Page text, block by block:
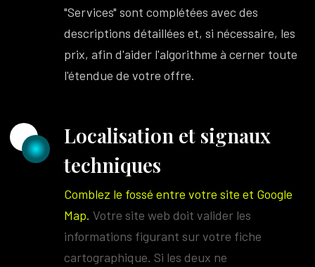
"Services" sont complétées avec des
descriptions détaillées et, si nécessaire, les
prix, afin d'aider l'algorithme à cerner toute
l'étendue de votre offre.
Localisation et signaux
techniques
Comblez le fossé entre votre site et Google
Map. Votre site web doit valider les
informations figurant sur votre fiche
cartographique. Si les deux ne